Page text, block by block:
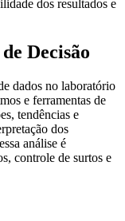
dos resultados e
Decisão
dados no laboratório
e ferramentas de
tendências e
dos
análise é
controle de surtos e